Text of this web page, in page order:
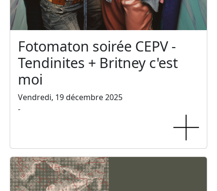
Fotomaton soirée CEPV -
Tendinites + Britney c'est
moi
Vendredi, 19 décembre 2025
-